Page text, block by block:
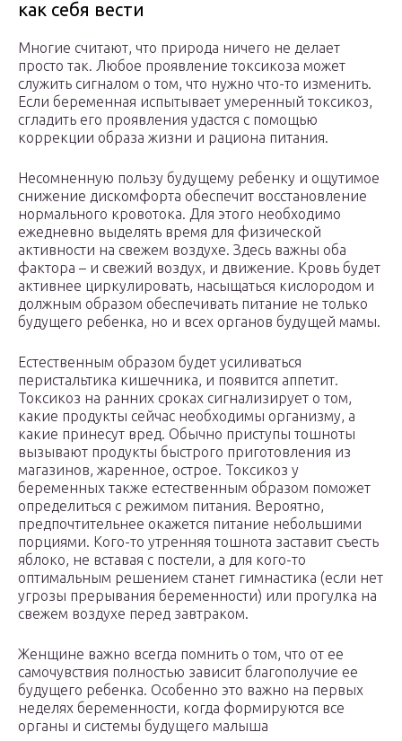
как себя вести
Многие считают, что природа ничего не делает
просто так. Любое проявление токсикоза может
служить сигналом о том, что нужно что-то изменить.
Если беременная испытывает умеренный токсикоз,
сгладить его проявления удастся с помощью
коррекции образа жизни и рациона питания.
Несомненную пользу будущему ребенку и ощутимое
снижение дискомфорта обеспечит восстановление
нормального кровотока. Для этого необходимо
ежедневно выделять время для физической
активности на свежем воздухе. Здесь важны оба
фактора – и свежий воздух, и движение. Кровь будет
активнее циркулировать, насыщаться кислородом и
должным образом обеспечивать питание не только
будущего ребенка, но и всех органов будущей мамы.
Естественным образом будет усиливаться
перистальтика кишечника, и появится аппетит.
Токсикоз на ранних сроках сигнализирует о том,
какие продукты сейчас необходимы организму, а
какие принесут вред. Обычно приступы тошноты
вызывают продукты быстрого приготовления из
магазинов, жаренное, острое. Токсикоз у
беременных также естественным образом поможет
определиться с режимом питания. Вероятно,
предпочтительнее окажется питание небольшими
порциями. Кого-то утренняя тошнота заставит съесть
яблоко, не вставая с постели, а для кого-то
оптимальным решением станет гимнастика (если нет
угрозы прерывания беременности) или прогулка на
свежем воздухе перед завтраком.
Женщине важно всегда помнить о том, что от ее
самочувствия полностью зависит благополучие ее
будущего ребенка. Особенно это важно на первых
неделях беременности, когда формируются все
органы и системы будущего малыша